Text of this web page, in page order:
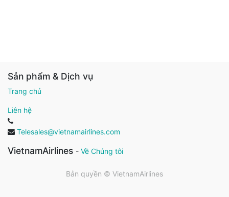
Sản phẩm & Dịch vụ
Trang chủ
Liên hệ
Telesales@vietnamairlines.com
VietnamAirlines - Về Chúng tôi
Bản quyền © VietnamAirlines